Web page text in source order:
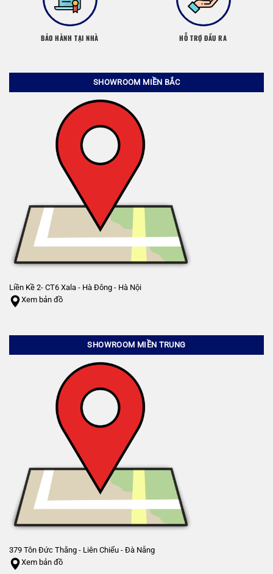
BẢO HÀNH TẠI NHÀ HỖ TRỢ ĐẦU RA
SHOWROOM MIỀN BẮC
Liền Kề 2- CT6 Xala - Hà Đông - Hà Nội
Xem bản đồ
SHOWROOM MIỀN TRUNG
379 Tôn Đức Thắng - Liên Chiểu - Đà Nẵng
Xem bản đồ